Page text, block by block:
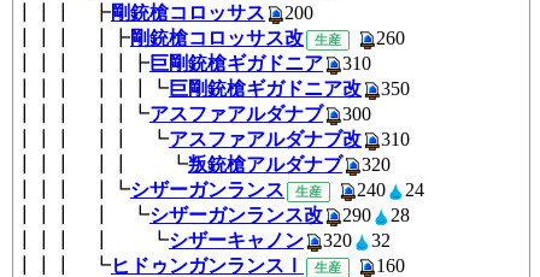
┃┃┃ ┣剛銃槍コロッサス
200
┃┃┃ ┃┣剛銃槍コロッサス改 生産
┃┃┃ ┃┃┣巨剛銃槍ギガドニア
310
┃┃┃ ┃┃┃┗巨剛銃槍ギガドニア改
350
┃┃┃ ┃┃┗アスファアルダナブ
300
┃┃┃ ┃┃ ┗アスファアルダナブ改
310
┃┃┃ ┃┃ ┗叛銃槍アルダナブ
320
┃┃┃ ┃┗シザーガンランス 生産 240
┃┃┃ ┃ ┗シザーガンランス改 290
┃┃┃ ┃ ┗シザーキャノン 320
32
┃┃┃ ┗ヒドゥンガンランスⅠ 生産